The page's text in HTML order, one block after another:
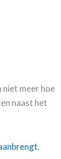
niet meer hoe
naast het